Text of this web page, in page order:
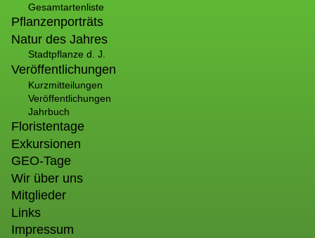
Gesamtartenliste
Pflanzenporträts
Natur des Jahres
Stadtpflanze d. J.
Veröffentlichungen
Kurzmitteilungen
Veröffentlichungen
Jahrbuch
Floristentage
Exkursionen
GEO-Tage
Wir über uns
Mitglieder
Links
Impressum